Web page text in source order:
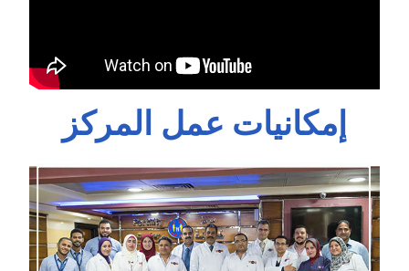
إمكانيات عمل المركز